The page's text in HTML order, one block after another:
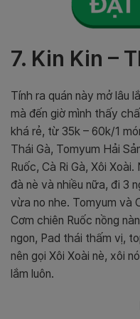
7. Kin Kin –
Tính ra quán này mở lâu
mà đến giờ mình thấy
khá rẻ, từ 35k – 60k/1
Thái Gà, Tomyum Hải
Ruốc, Cà Ri Gà, Xôi
đà nè và nhiều nữa, đi 3
vừa no nhe. Tomyum và
Cơm chiên Ruốc nồng
ngon, Pad thái thấm vị,
nên gọi Xôi Xoài nè, xôi
lắm luôn.